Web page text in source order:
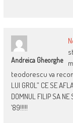
Andreica Gheorghe
teodorescu va
LUI GROL” CE SE
DOMNUL FILIP SA NE
’89!!!!!